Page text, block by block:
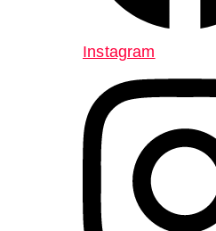
Instagram